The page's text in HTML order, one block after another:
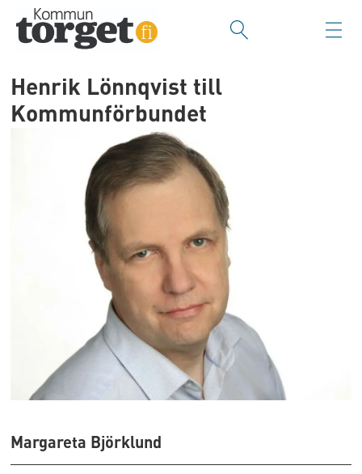
Henrik Lönnqvist till
Kommunförbundet
Margareta Björklund